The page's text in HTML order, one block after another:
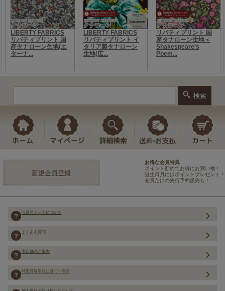
新規会員登録
お得な会員特典
ポイント貯めてお得にお買い物！
誕生日月にはポイントプレゼント！
会員だけの先行予約販売も！
会員ステージについて
よくある質問
実店舗のご案内
特定商取引法に基づく表示